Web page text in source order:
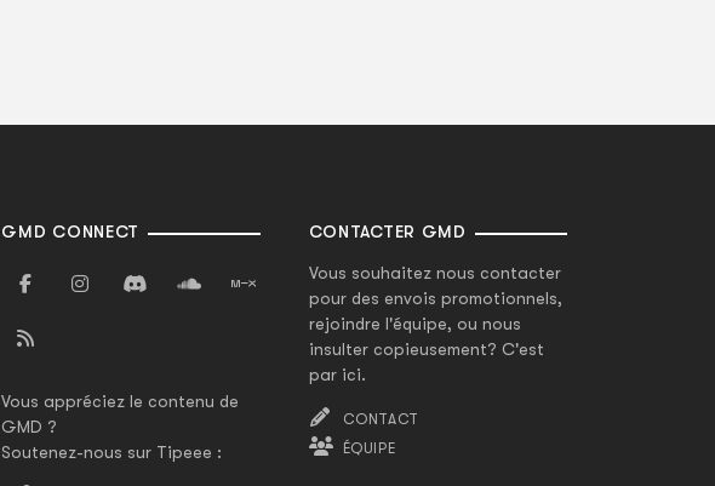
GMD CONNECT
Vous appréciez le contenu de
GMD ?
Soutenez-nous sur Tipeee :
CONTACTER GMD
Vous souhaitez nous contacter
pour des envois promotionnels,
rejoindre l'équipe, ou nous
insulter copieusement? C'est
par ici.
CONTACT
ÉQUIPE